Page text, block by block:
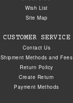
Wish List
Site Map
CUSTOMER SERVICE
Contact Us
Shipment Methods and Fees
Return Policy
Create Return
Payment Methods